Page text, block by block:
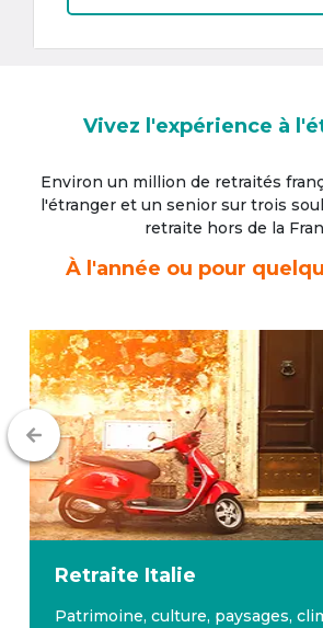
Vivez l'expérience à
Environ un million de retraités
l'étrangeret un senior sur trois
retraite hors de la
À l'année ou pour
Retraite Italie
Patrimoine, culture, paysages,